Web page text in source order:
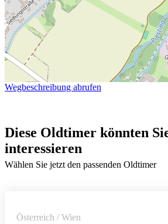
Wegbeschreibung abrufen
Diese Oldtimer könnten
interessieren
Wählen Sie jetzt den passenden Oldtimer
Österreich / Wien